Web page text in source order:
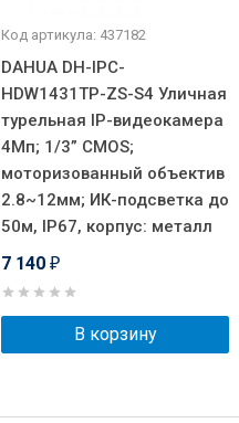
Код артикула: 437182
DAHUA DH-IPC-
HDW1431TP-ZS-S4 Уличная
турельная IP-видеокамера
4Мп; 1/3” CMOS;
моторизованный объектив
2.8~12мм; ИК-подсветка до
50м, IP67, корпус: металл
7 140 ₽
В корзину